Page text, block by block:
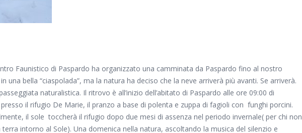
Faunistico di Paspardo ha organizzato una camminata da Paspardo fino al nostro
una bella “ciaspolada”, ma la natura ha deciso che la neve arriverà più avanti. Se arriverà.
naturalistica. Il ritrovo è all’inizio dell’abitato di Paspardo alle ore 09:00 di
il rifugio De Marie, il pranzo a base di polenta e zuppa di fagioli con funghi porcini.
il sole toccherà il rifugio dopo due mesi di assenza nel periodo invernale( per chi non
intorno al Sole). Una domenica nella natura, ascoltando la musica del silenzio e